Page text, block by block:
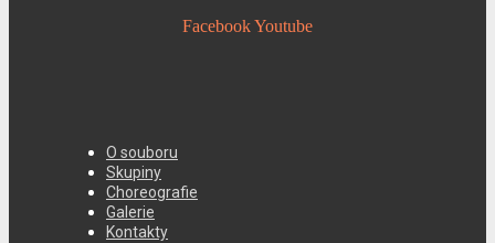
FacebookYoutube
O souboru
Skupiny
Choreografie
Galerie
Kontakty